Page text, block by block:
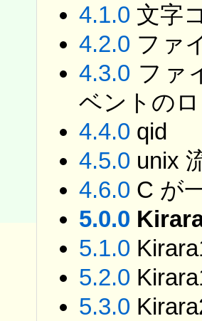
4.1.0 文字
4.2.0 ファ
4.3.0 ファ
ベントの
4.4.0 qid
4.5.0 unix
4.6.0 C が
5.0.0
5.1.0
5.2.0
5.3.0